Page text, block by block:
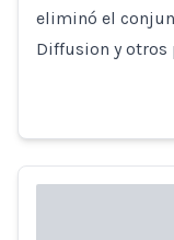
eliminó el
Diffusion y otros